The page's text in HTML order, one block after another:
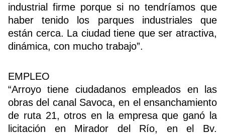
industrial firme porque si no tendríamos que
haber tenido los parques industriales que
están cerca. La ciudad tiene que ser atractiva,
dinámica, con mucho trabajo”.
EMPLEO
“Arroyo tiene ciudadanos empleados en las
obras del canal Savoca, en el ensanchamiento
de ruta 21, otros en la empresa que ganó la
licitación en Mirador del Río, en el Bv.